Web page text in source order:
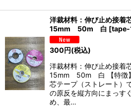
洋裁材料：伸び止め接着
15mm 50m 白 [
300円(税込)
洋裁材料：伸び止め接着
15mm 50m 白 【特徴
芯テープ（ストレート）
の原反を縦方向にまっす
め、最…